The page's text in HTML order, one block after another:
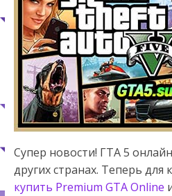
Супер новости! ГТА 5
других странах. Теперь
купить Premium GTA Online